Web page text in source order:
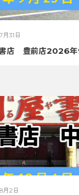
31日
書店 豊前店2026
月2日